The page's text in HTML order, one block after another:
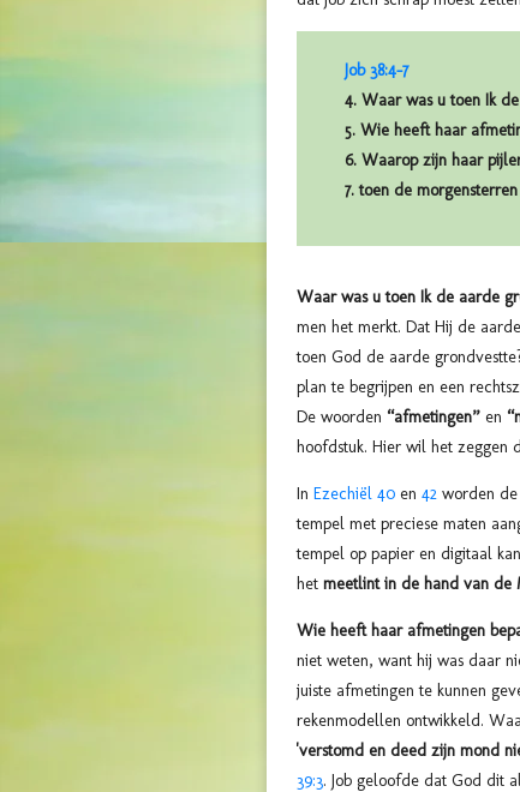
Job 38:4-7
4. Waar was u toen Ik
5. Wie heeft haar
6. Waarop zijn haar
7. toen de
Waar was u toen Ik de aarde
men het merkt. Dat Hij de
toen God de aarde
plan te begrijpen en een
De woorden “afmetingen” en
hoofdstuk. Hier wil het zeggen
In Ezechiël 40 en 42 worden
tempel met preciese maten
tempel op papier en digitaal
het meetlint in de hand van de
Wie heeft haar afmetingen
niet weten, want hij was daar
juiste afmetingen te kunnen
rekenmodellen ontwikkeld.
'verstomd en deed zijn mond
39:3. Job geloofde dat God dit